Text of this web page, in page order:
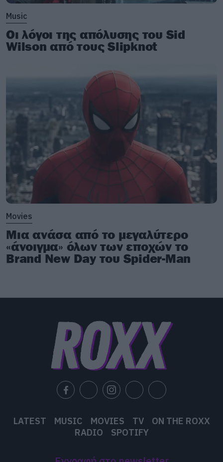
Music
Οι λόγοι της απόλυσης του Sid
Wilson από τους Slipknot
Movies
Μια ανάσα από το μεγαλύτερο
«άνοιγμα» όλων των εποχών το
Brand New Day του Spider-Man
LATEST MUSIC MOVIES TV
ON THE ROXX
RADIO
SPOTIFY